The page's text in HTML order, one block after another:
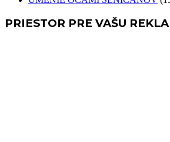
PRIESTOR PRE VAŠU